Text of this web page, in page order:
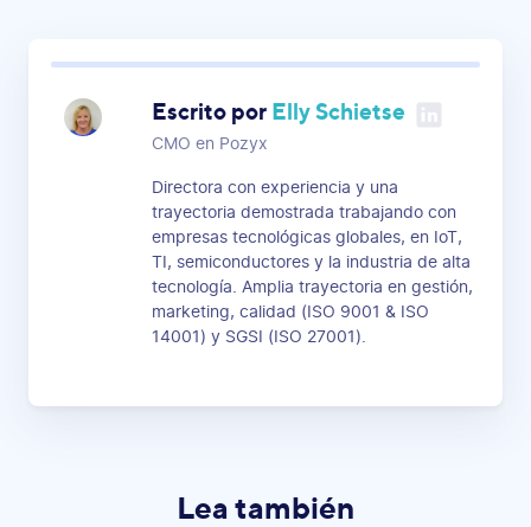
Escrito por Elly Schietse
CMO en Pozyx
Directora con experiencia y una
trayectoria demostrada trabajando con
empresas tecnológicas globales, en IoT,
TI, semiconductores y la industria de alta
tecnología. Amplia trayectoria en gestión,
marketing, calidad (ISO 9001 & ISO
14001) y SGSI (ISO 27001).
Lea también